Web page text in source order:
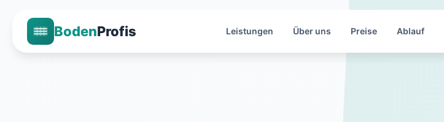
BodenProfis Leistungen Über uns Preise Ablauf